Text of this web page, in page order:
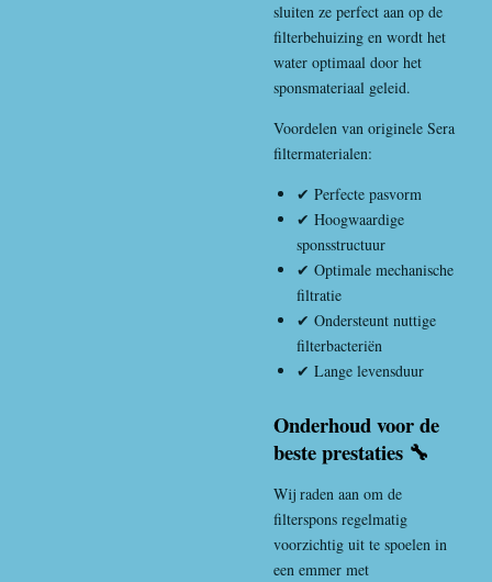
sluiten ze perfect aan op de
filterbehuizing en wordt het
water optimaal door het
sponsmateriaal geleid.
Voordelen van originele Sera
filtermaterialen:
✔ Perfecte pasvorm
✔ Hoogwaardige
sponsstructuur
✔ Optimale mechanische
filtratie
✔ Ondersteunt nuttige
filterbacteriën
✔ Lange levensduur
Onderhoud voor de
beste prestaties 🔧
Wij raden aan om de
filterspons regelmatig
voorzichtig uit te spoelen in
een emmer met